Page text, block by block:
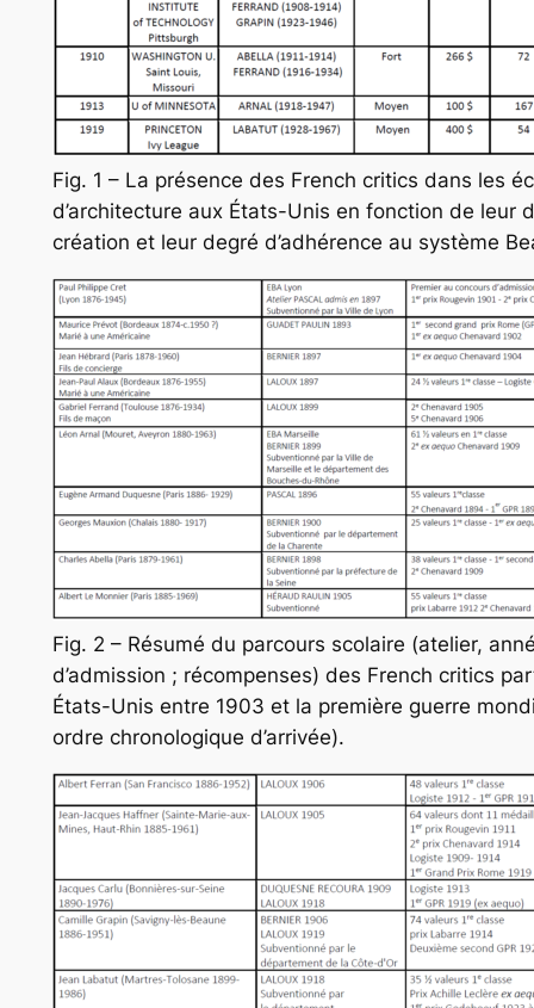
Fig. 1 – La présence des French critics dans les
d’architecture aux États-Unis en fonction de leur
création et leur degré d’adhérence au système
Fig. 2 – Résumé du parcours scolaire (atelier,
d’admission ; récompenses) des French critics
États-Unis entre 1903 et la première guerre
ordre chronologique d’arrivée).